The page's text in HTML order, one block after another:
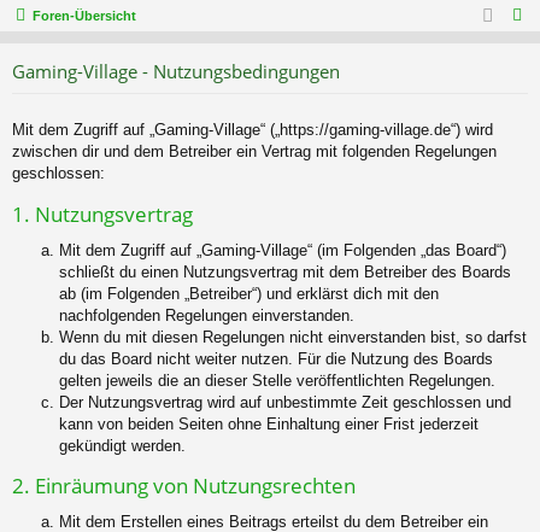
ne
ug
en
Foren-Übersicht
Gaming-Village - Nutzungsbedingungen
Mit dem Zugriff auf „Gaming-Village“ („https://gaming-village.de“) wird
zwischen dir und dem Betreiber ein Vertrag mit folgenden Regelungen
geschlossen:
1. Nutzungsvertrag
Mit dem Zugriff auf „Gaming-Village“ (im Folgenden „das Board“)
schließt du einen Nutzungsvertrag mit dem Betreiber des Boards
ab (im Folgenden „Betreiber“) und erklärst dich mit den
nachfolgenden Regelungen einverstanden.
Wenn du mit diesen Regelungen nicht einverstanden bist, so darfst
du das Board nicht weiter nutzen. Für die Nutzung des Boards
gelten jeweils die an dieser Stelle veröffentlichten Regelungen.
Der Nutzungsvertrag wird auf unbestimmte Zeit geschlossen und
kann von beiden Seiten ohne Einhaltung einer Frist jederzeit
gekündigt werden.
2. Einräumung von Nutzungsrechten
Mit dem Erstellen eines Beitrags erteilst du dem Betreiber ein